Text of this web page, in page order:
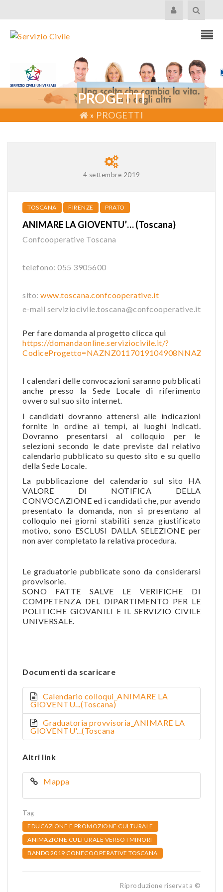
PROGETTI
» PROGETTI
4 settembre 2019
TOSCANA FIRENZE PRATO
ANIMARE LA GIOVENTU’… (Toscana)
Confcooperative Toscana
telefono: 055 3905600
sito: www.toscana.confcooperative.it
e-mail serviziocivile.toscana@confcooperative.it
Per fare domanda al progetto clicca qui
https://domandaonline.serviziocivile.it/?
CodiceProgetto=NAZNZ0117019104908NNAZ
I calendari delle convocazioni saranno pubblicati
anche presso la Sede Locale di riferimento
ovvero sul suo sito internet.
I candidati dovranno attenersi alle indicazioni
fornite in ordine ai tempi, ai luoghi indicati.
Dovranno presentarsi al colloquio per le
selezioni secondo le date previste dal relativo
calendario pubblicato su questo sito e su quello
della Sede Locale.
La pubblicazione del calendario sul sito HA
VALORE DI NOTIFICA DELLA
CONVOCAZIONE ed i candidati che, pur avendo
presentato la domanda, non si presentano al
colloquio nei giorni stabiliti senza giustificato
motivo, sono ESCLUSI DALLA SELEZIONE per
non aver completato la relativa procedura.
Le graduatorie pubblicate sono da considerarsi
provvisorie.
SONO FATTE SALVE LE VERIFICHE DI
COMPETENZA DEL DIPARTIMENTO PER LE
POLITICHE GIOVANILI E IL SERVIZIO CIVILE
UNIVERSALE.
Documenti da scaricare
Calendario colloqui_ANIMARE LA
GIOVENTU...(Toscana)
Graduatoria provvisoria_ANIMARE LA
GIOVENTU'...(Toscana
Altri link
Mappa
Tag
EDUCAZIONE E PROMOZIONE CULTURALE
ANIMAZIONE CULTURALE VERSO I MINORI
BANDO2019 CONFCOOPERATIVE TOSCANA
Riproduzione riservata ©